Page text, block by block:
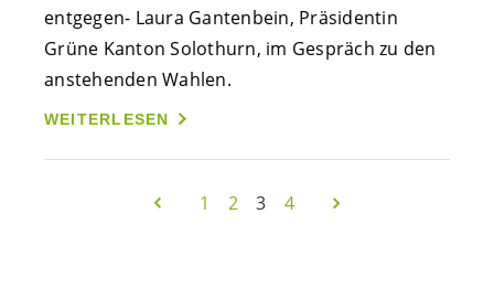
entgegen- Laura Gantenbein, Präsidentin
Grüne Kanton Solothurn, im Gespräch zu den
anstehenden Wahlen.
WEITERLESEN
1 2 3 4